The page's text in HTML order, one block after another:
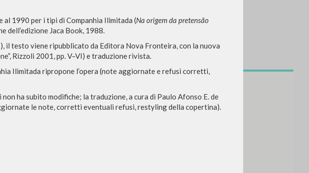
al 1990 per i tipi di Companhia Ilimitada (Na origem da pretensão
dell’edizione Jaca Book, 1988.
il testo viene ripubblicato da Editora Nova Fronteira, con la nuova
Rizzoli 2001, pp. V–VI) e traduzione rivista.
Ilimitada ripropone l’opera (note aggiornate e refusi corretti,
ha subito modifiche; la traduzione, a cura di Paulo Afonso E. de
le note, corretti eventuali refusi, restyling della copertina).
Exact phrase